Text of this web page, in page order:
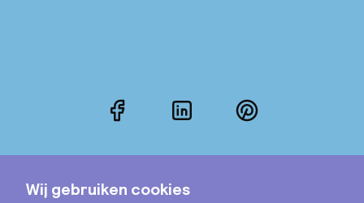
FacebookLinkedInPinterest
Instagram